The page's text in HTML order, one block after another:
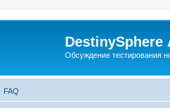
Обсуждение тестирования
FAQ